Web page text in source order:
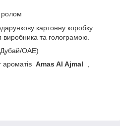
ролом
картонну коробку
виробника та голограмою.
ОАЕ)
ароматів Amas Al Ajmal